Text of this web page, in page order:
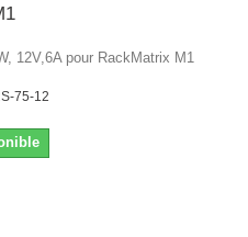
12V,6A pour RackMatrix M1
75-12